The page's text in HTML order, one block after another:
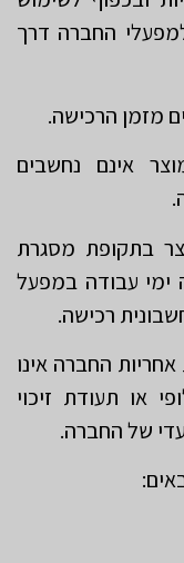
החברה דרך
אינם נחשבים
בתקופת מסגרת
ימי עבודה במפעל
רכישה.
החברה אינו
או תעודת זיכוי
של החברה.